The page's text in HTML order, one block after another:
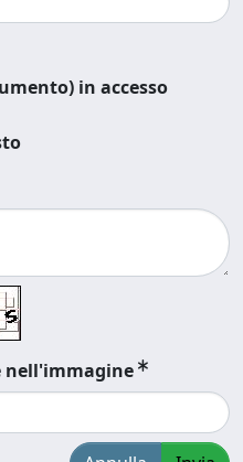
in accesso
nell'immagine